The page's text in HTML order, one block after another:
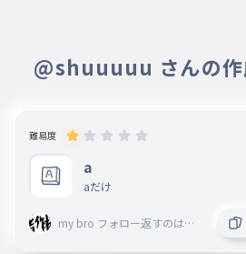
だぜ!!
めちゃくちゃニーハオ
だぜ!!
そういえばミスターゴド
となります
@shuuuuu さんの
難易度
a
aだけ
my bro フォロー返すのは当